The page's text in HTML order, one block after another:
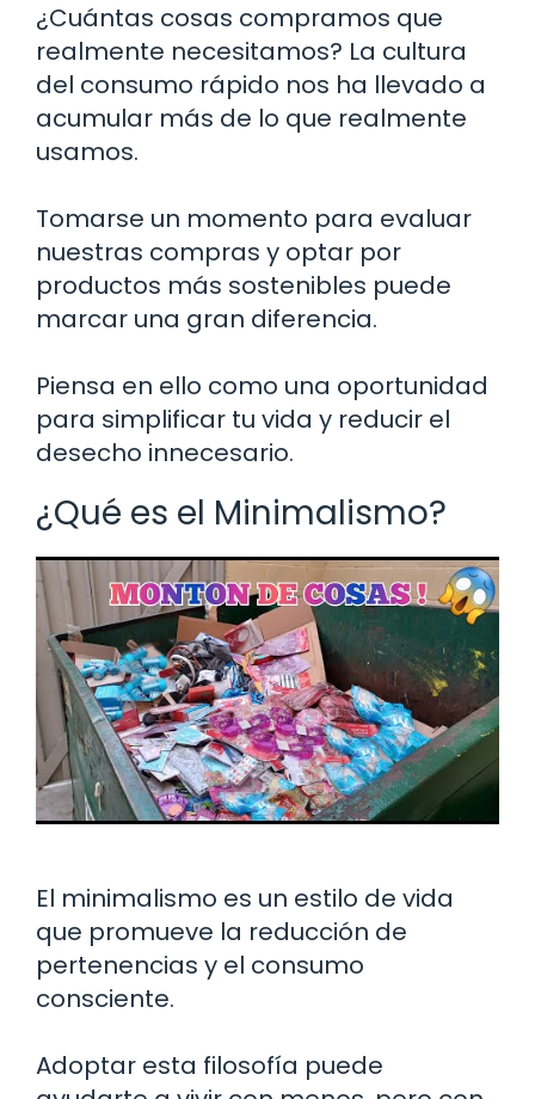
¿Cuántas cosas compramos que
realmente necesitamos? La cultura
del consumo rápido nos ha llevado a
acumular más de lo que realmente
usamos.
Tomarse un momento para evaluar
nuestras compras y optar por
productos más sostenibles puede
marcar una gran diferencia.
Piensa en ello como una oportunidad
para simplificar tu vida y reducir el
desecho innecesario.
¿Qué es el Minimalismo?
El minimalismo es un estilo de vida
que promueve la reducción de
pertenencias y el consumo
consciente.
Adoptar esta filosofía puede